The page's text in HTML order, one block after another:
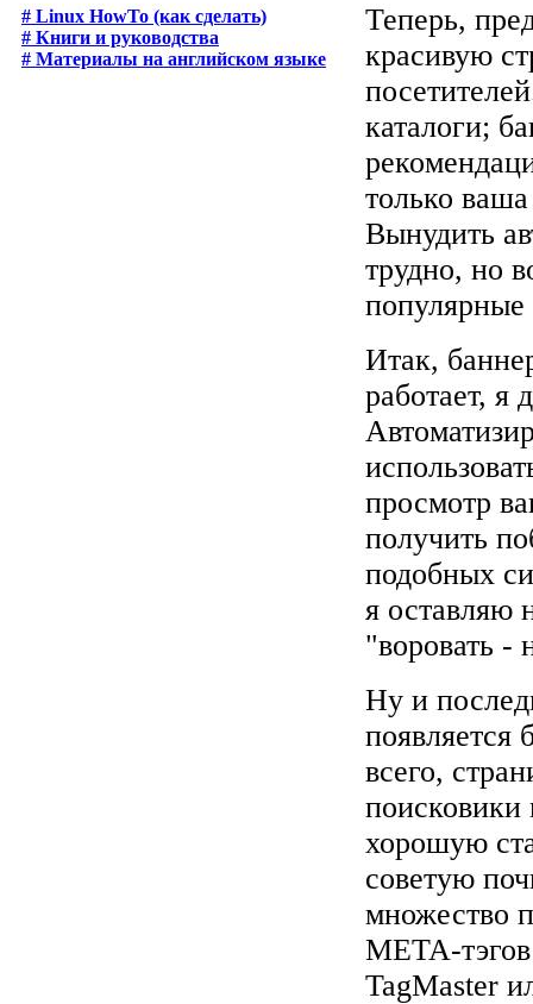
# Linux HowTo (как сделать)
# Книги и руководства
# Материалы на английском языке
Теперь,
красивую
каталоги;
только
Вынудить
трудно, но
Итак,
работает, я
просмотр
получить
подобных
я оставляю
"воровать -
Ну и
появляется
всего,
поисковики
хорошую
советую
множество
META-
TagMaster